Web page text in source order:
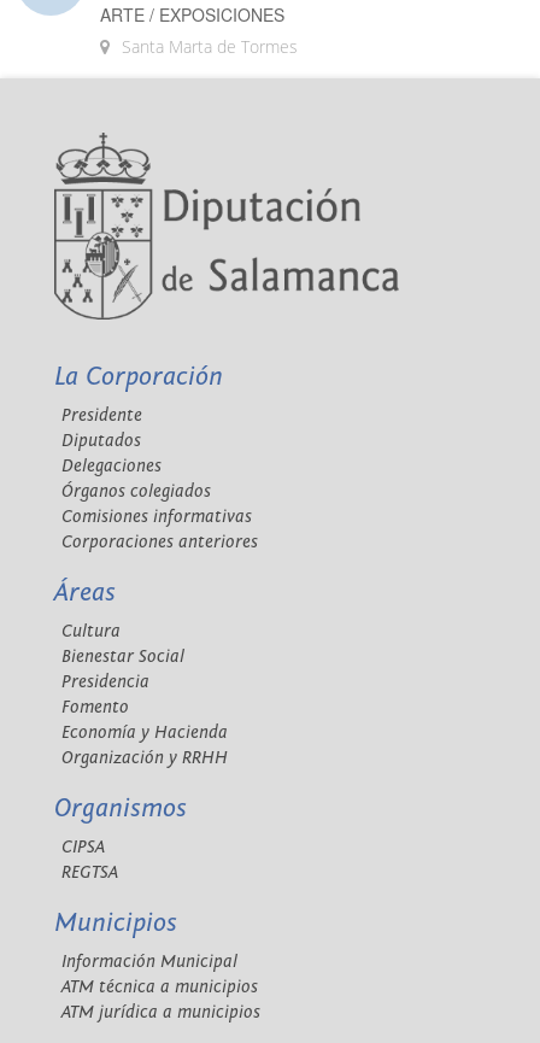
ARTE / EXPOSICIONES
Santa Marta de Tormes
La Corporación
Presidente
Diputados
Delegaciones
Órganos colegiados
Comisiones informativas
Corporaciones anteriores
Áreas
Cultura
Bienestar Social
Presidencia
Fomento
Economía y Hacienda
Organización y RRHH
Organismos
CIPSA
REGTSA
Municipios
Información Municipal
ATM técnica a municipios
ATM jurídica a municipios